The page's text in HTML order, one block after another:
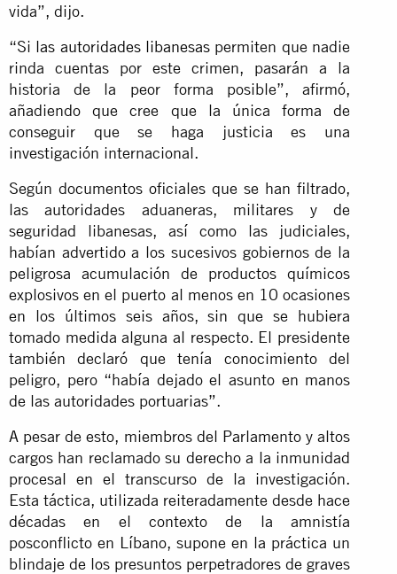
vida”, dijo.
“Si las autoridades libanesas permiten que nadie
rinda cuentas por este crimen, pasarán a la
historia de la peor forma posible”, afirmó,
añadiendo que cree que la única forma de
conseguir que se haga justicia es una
investigación internacional.
Según documentos oficiales que se han filtrado,
las autoridades aduaneras, militares y de
seguridad libanesas, así como las judiciales,
habían advertido a los sucesivos gobiernos de la
peligrosa acumulación de productos químicos
explosivos en el puerto al menos en 10 ocasiones
en los últimos seis años, sin que se hubiera
tomado medida alguna al respecto. El presidente
también declaró que tenía conocimiento del
peligro, pero “había dejado el asunto en manos
de las autoridades portuarias”.
A pesar de esto, miembros del Parlamento y altos
cargos han reclamado su derecho a la inmunidad
procesal en el transcurso de la investigación.
Esta táctica, utilizada reiteradamente desde hace
décadas en el contexto de la amnistía
posconflicto en Líbano, supone en la práctica un
blindaje de los presuntos perpetradores de graves